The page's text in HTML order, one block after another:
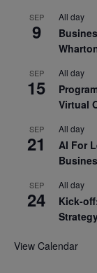
SEP
9
All day
SEP
15
All day
Virtual
SEP
21
All day
AI For
SEP
24
All day
Kick-
View Calendar